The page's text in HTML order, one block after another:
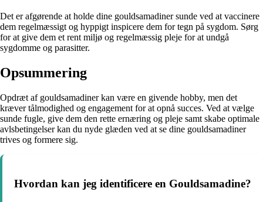
Det er afgørende at holde dine gouldsamadiner sunde ved at vaccinere
dem regelmæssigt og hyppigt inspicere dem for tegn på sygdom. Sørg
for at give dem et rent miljø og regelmæssig pleje for at undgå
sygdomme og parasitter.
Opsummering
Opdræt af gouldsamadiner kan være en givende hobby, men det
kræver tålmodighed og engagement for at opnå succes. Ved at vælge
sunde fugle, give dem den rette ernæring og pleje samt skabe optimale
avlsbetingelser kan du nyde glæden ved at se dine gouldsamadiner
trives og formere sig.
Hvordan kan jeg identificere en Gouldsamadine?